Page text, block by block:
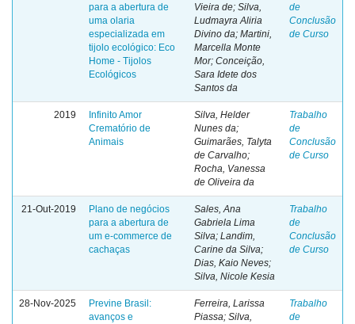
para a abertura de
uma olaria
especializada em
tijolo ecológico: Eco
Home - Tijolos
Ecológicos
Vieira de; Silva,
Ludmayra Aliria
Divino da; Martini,
Marcella Monte
Mor; Conceição,
Sara Idete dos
Santos da
de
Conclusão
de Curso
2019
Infinito Amor
Crematório de
Animais
Silva, Helder
Nunes da;
Guimarães, Talyta
de Carvalho;
Rocha, Vanessa
de Oliveira da
Trabalho
de
Conclusão
de Curso
21-Out-2019
Plano de negócios
para a abertura de
um e-commerce de
cachaças
Sales, Ana
Gabriela Lima
Silva; Landim,
Carine da Silva;
Dias, Kaio Neves;
Silva, Nicole Kesia
Trabalho
de
Conclusão
de Curso
28-Nov-2025
Previne Brasil:
avanços e
Ferreira, Larissa
Piassa; Silva,
Trabalho
de